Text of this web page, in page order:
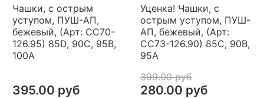
Чашки, с острым
уступом, ПУШ-АП,
бежевый, (Арт: CC70-
126.95) 85D, 90C, 95B,
100A
395.00 руб
Уценка! Чашки, с
острым уступом, ПУШ-
АП, бежевый, (Арт:
CC73-126.90) 85С, 90B,
95A
399.00 руб
280.00 руб